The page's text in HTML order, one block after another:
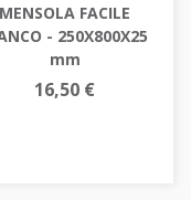
MENSOLA FACILE
- 250X800X25
mm
16,50 €